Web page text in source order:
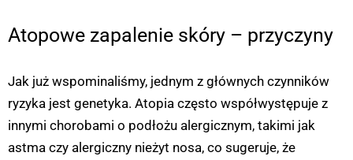
Atopowe zapalenie skóry – przyczyny
Jak już wspominaliśmy, jednym z głównych czynników
ryzyka jest genetyka. Atopia często współwystępuje z
innymi chorobami o podłożu alergicznym, takimi jak
astma czy alergiczny nieżyt nosa, co sugeruje, że